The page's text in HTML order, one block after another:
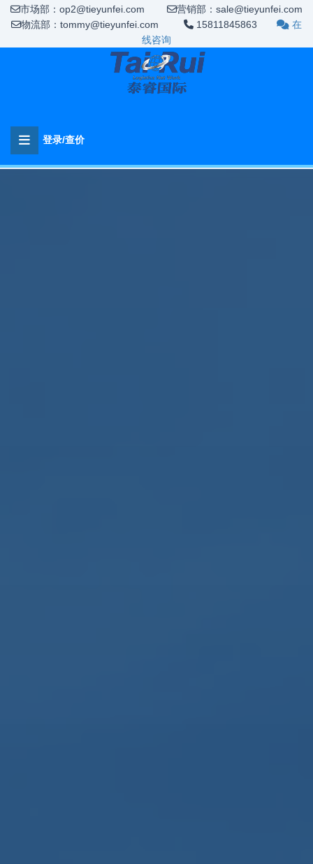
市场部：op2@tieyunfei.com
营销部：sale@tieyunfei.com
物流部：tommy@tieyunfei.com
15811845863
在
线咨询
登录/查价